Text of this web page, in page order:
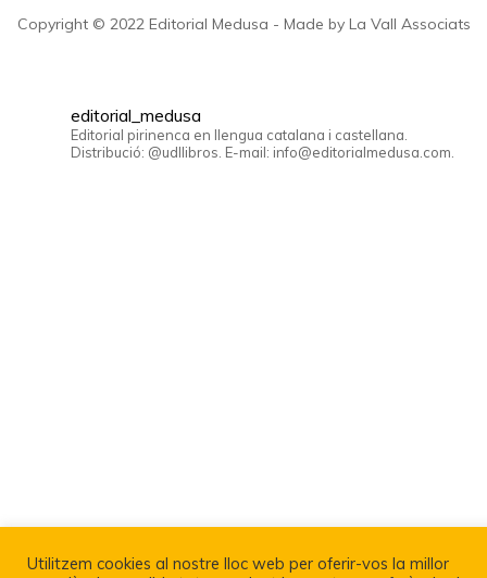
Copyright © 2022 Editorial Medusa - Made by La Vall Associats
editorial_medusa
Editorial pirinenca en llengua catalana i castellana.
Distribució: @udllibros. E-mail: info@editorialmedusa.com.
Utilitzem cookies al nostre lloc web per oferir-vos la millor